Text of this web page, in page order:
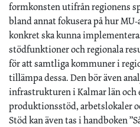
formkonsten utifrån regionens
bland annat fokusera på hur
konkret ska kunna
stödfunktioner och regionala
för att samtliga kommuner i
tillämpa dessa. Den bör även
infrastrukturen i Kalmar län och
produktionsstöd, arbetslokaler
Stöd kan även tas i handboken